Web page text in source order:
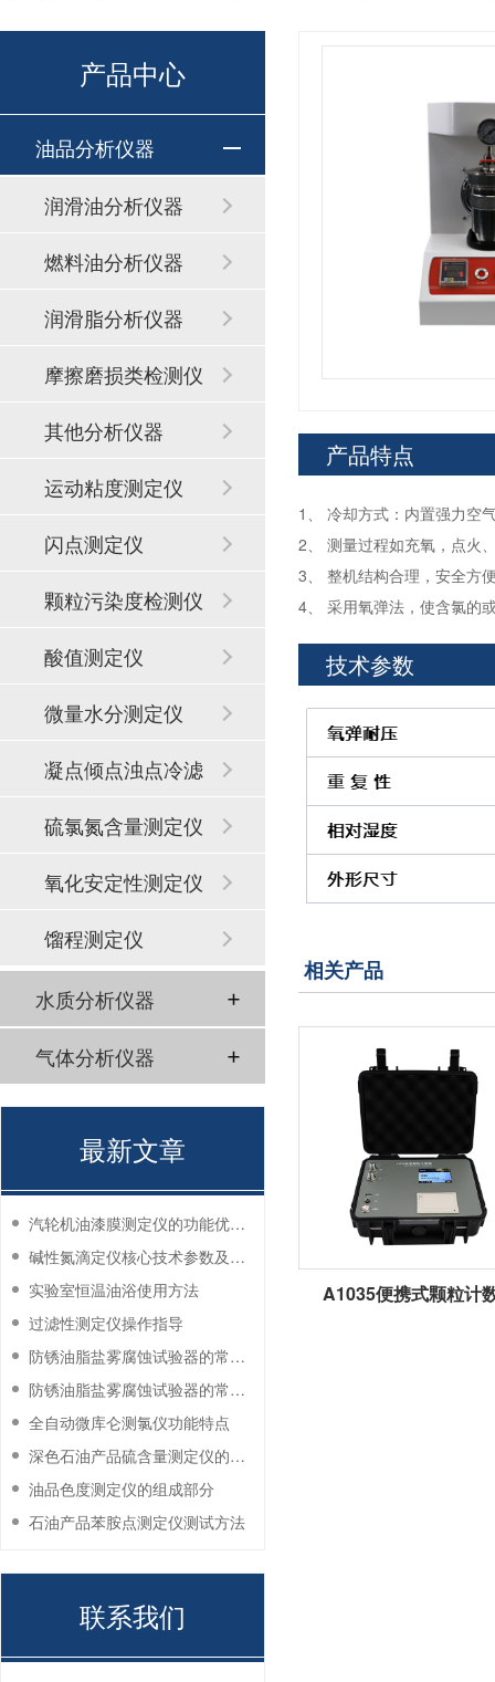
产品特点
1、 冷却方式：内置强力空
2、 测量过程如充氧，点火
3、 整机结构合理，安全方
4、 采用氧弹法，使含氯的
技术参数
相关产品
A1035便携式颗粒计
产品中心
油品分析仪器
润滑油分析仪器
燃料油分析仪器
润滑脂分析仪器
摩擦磨损类检测仪
器
其他分析仪器
运动粘度测定仪
闪点测定仪
颗粒污染度检测仪
酸值测定仪
微量水分测定仪
凝点倾点浊点冷滤
点
硫氯氮含量测定仪
氧化安定性测定仪
馏程测定仪
水质分析仪器
气体分析仪器
最新文章
汽轮机油漆膜测定仪的功能优势有哪些？
碱性氮滴定仪核心技术参数及应用说明
实验室恒温油浴使用方法
过滤性测定仪操作指导
防锈油脂盐雾腐蚀试验器的常见故障与解决方法
防锈油脂盐雾腐蚀试验器的常见故障与解决方法
全自动微库仑测氯仪功能特点
深色石油产品硫含量测定仪的工作环境要求
油品色度测定仪的组成部分
石油产品苯胺点测定仪测试方法
联系我们